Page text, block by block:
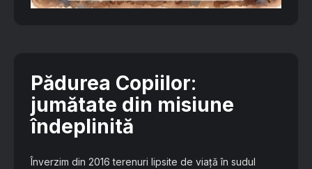
Pădurea Copiilor:
jumătate din misiune
îndeplinită
Înverzim din 2016 terenuri lipsite de viață în sudul